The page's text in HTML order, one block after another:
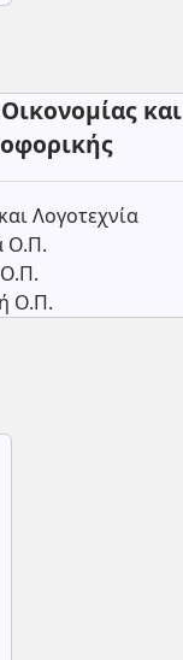
και
Λογοτεχνία
Ο.Π.
Ο.Π.